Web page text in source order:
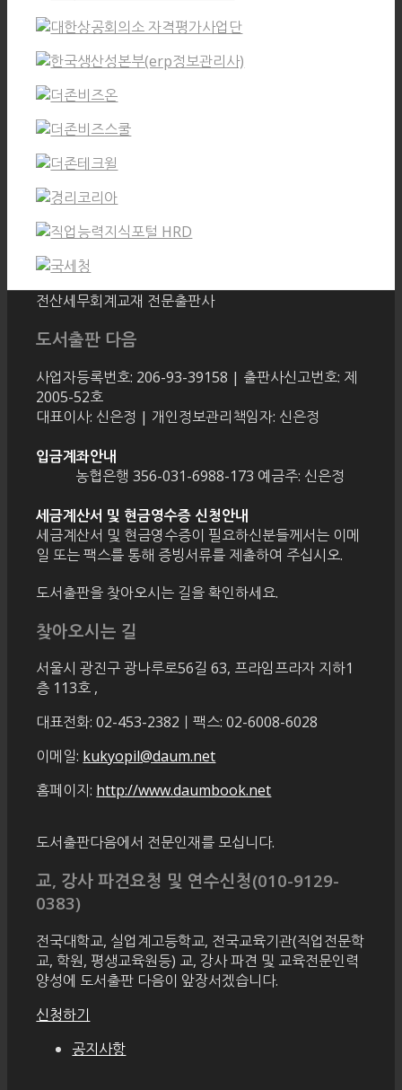
전산세무회계교재 전문출판사
도서출판 다음
사업자등록번호: 206-93-39158 | 출판사신고번호: 제
2005-52호
대표이사: 신은정 | 개인정보관리책임자: 신은정
입금계좌안내
농협은행 356-031-6988-173 예금주: 신은정
세금계산서 및 현금영수증 신청안내
세금계산서 및 현금영수증이 필요하신분들께서는 이메
일 또는 팩스를 통해 증빙서류를 제출하여 주십시오.
도서출판을 찾아오시는 길을 확인하세요.
찾아오시는 길
서울시 광진구 광나루로56길 63, 프라임프라자 지하1
층 113호 ,
대표전화: 02-453-2382ㅣ팩스: 02-6008-6028
이메일: kukyopil@daum.net
홈페이지: http://www.daumbook.net
도서출판다음에서 전문인재를 모십니다.
교, 강사 파견요청 및 연수신청(010-9129-
0383)
전국대학교, 실업계고등학교, 전국교육기관(직업전문학
교, 학원, 평생교육원등) 교, 강사 파견 및 교육전문인력
양성에 도서출판 다음이 앞장서겠습니다.
신청하기
공지사항